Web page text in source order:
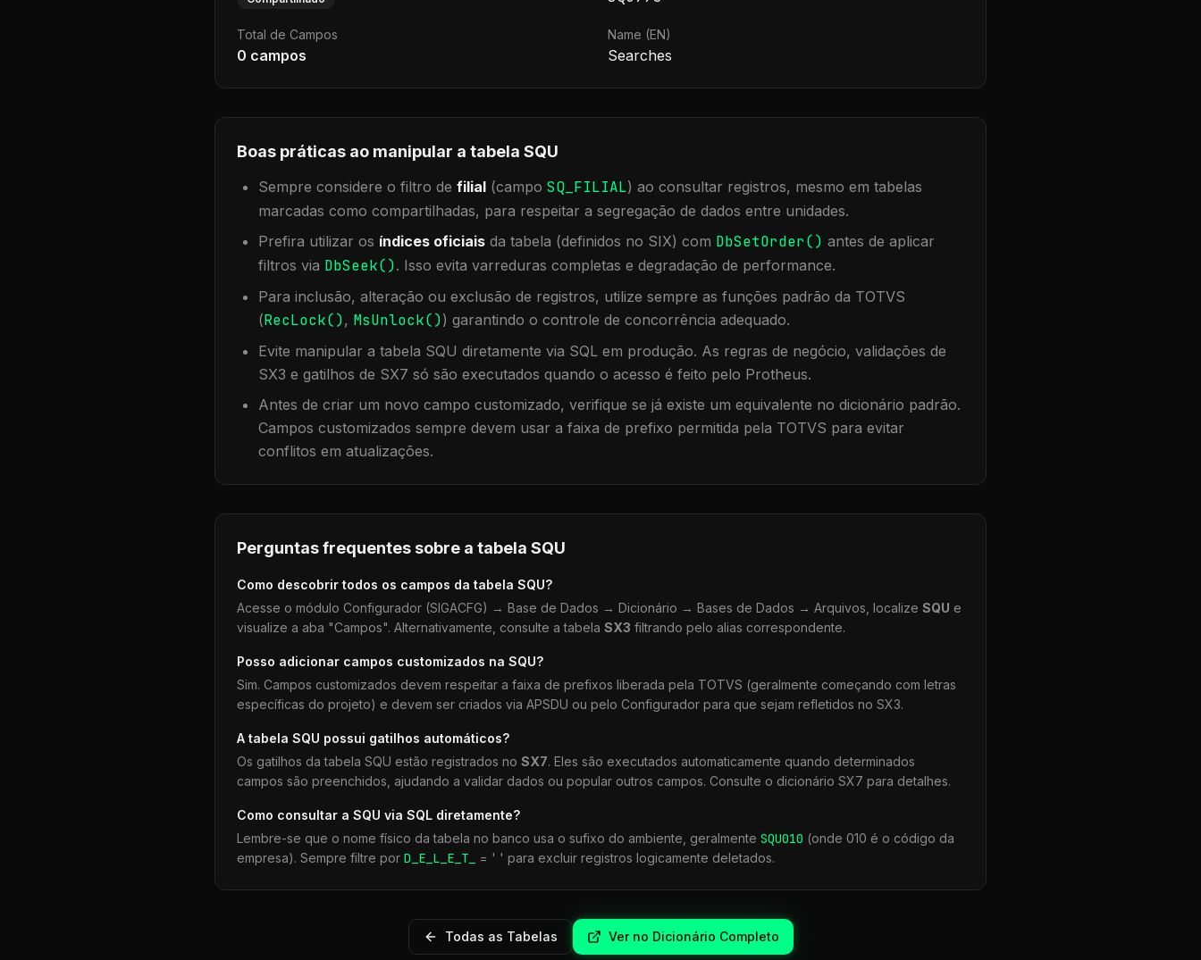
Total de Campos
0 campos
Name (EN)
Searches
Boas práticas ao manipular a tabela SQU
Sempre considere o filtro de filial (campo SQ_FILIAL) ao consultar registros, mesmo em tabelas
marcadas como compartilhadas, para respeitar a segregação de dados entre unidades.
Prefira utilizar os índices oficiais da tabela (definidos no SIX) com DbSetOrder() antes de aplicar
filtros via DbSeek(). Isso evita varreduras completas e degradação de performance.
Para inclusão, alteração ou exclusão de registros, utilize sempre as funções padrão da TOTVS
(RecLock(), MsUnlock()) garantindo o controle de concorrência adequado.
Evite manipular a tabela SQU diretamente via SQL em produção. As regras de negócio, validações de
SX3 e gatilhos de SX7 só são executados quando o acesso é feito pelo Protheus.
Antes de criar um novo campo customizado, verifique se já existe um equivalente no dicionário padrão.
Campos customizados sempre devem usar a faixa de prefixo permitida pela TOTVS para evitar
conflitos em atualizações.
Perguntas frequentes sobre a tabela SQU
Como descobrir todos os campos da tabela SQU?
Acesse o módulo Configurador (SIGACFG) → Base de Dados → Dicionário → Bases de Dados → Arquivos, localize SQU e
visualize a aba "Campos". Alternativamente, consulte a tabela SX3 filtrando pelo alias correspondente.
Posso adicionar campos customizados na SQU?
Sim. Campos customizados devem respeitar a faixa de prefixos liberada pela TOTVS (geralmente começando com letras
específicas do projeto) e devem ser criados via APSDU ou pelo Configurador para que sejam refletidos no SX3.
A tabela SQU possui gatilhos automáticos?
Os gatilhos da tabela SQU estão registrados no SX7. Eles são executados automaticamente quando determinados
campos são preenchidos, ajudando a validar dados ou popular outros campos. Consulte o dicionário SX7 para detalhes.
Como consultar a SQU via SQL diretamente?
Lembre-se que o nome físico da tabela no banco usa o sufixo do ambiente, geralmente SQU010 (onde 010 é o código da
empresa). Sempre filtre por D_E_L_E_T_ = ' ' para excluir registros logicamente deletados.
Todas as Tabelas Ver no Dicionário Completo